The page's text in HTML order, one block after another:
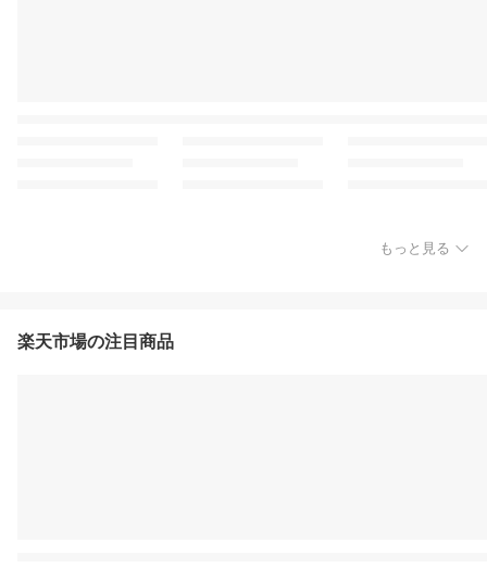
もっと見る
楽天市場の注目商品